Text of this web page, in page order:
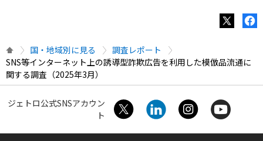
国・地域別に見る
調査レポート
SNS等インターネット上の誘導型詐欺広告を利用した模倣品流通に
関する調査（2025年3月）
ジェトロ公式SNSアカウン
ト